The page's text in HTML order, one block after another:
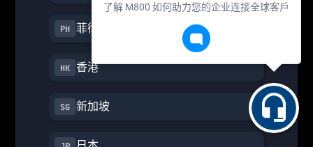
菲律宾
香港
新加坡
了解 M800 如何助力您的企业连接全球客戶